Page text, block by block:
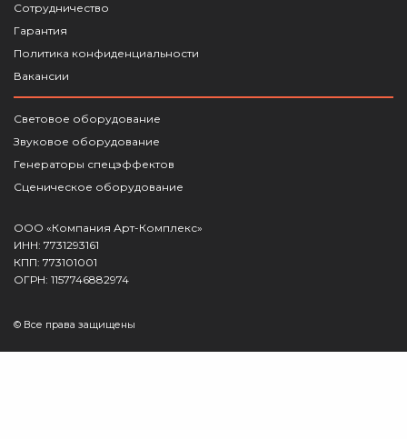
Сотрудничество
Гарантия
Политика конфиденциальности
Вакансии
Световое оборудование
Звуковое оборудование
Генераторы спецэффектов
Сценическое оборудование
ООО «Компания Арт-Комплекс»
ИНН: 7731293161
КПП: 773101001
ОГРН: 1157746882974
© Все права защищены